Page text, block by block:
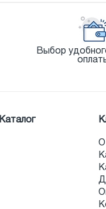
Выбор
Каталог
О